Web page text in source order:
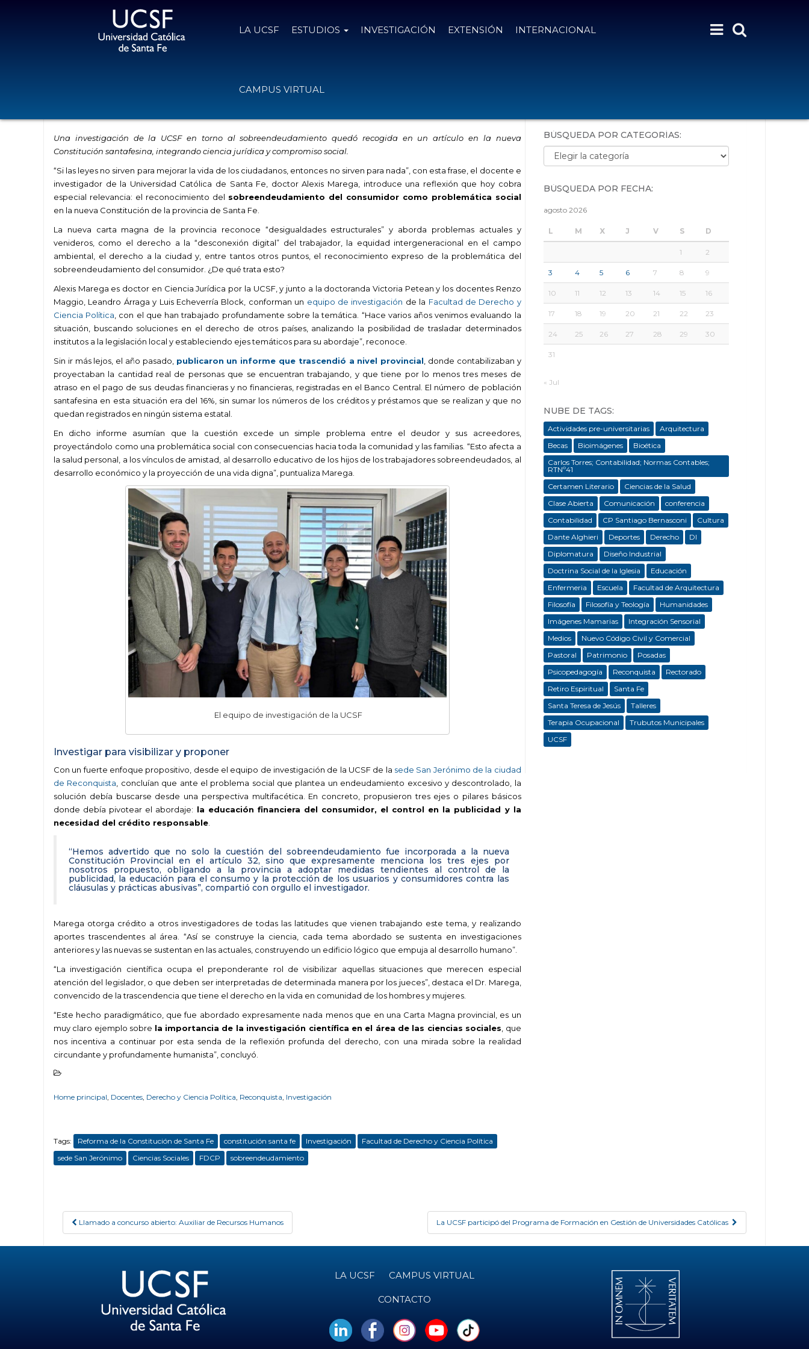
LA UCSF ESTUDIOS INVESTIGACIÓN EXTENSIÓN INTERNACIONAL
CAMPUS VIRTUAL
sobreendeudamiento en Santa Fe
Una investigación de la UCSF en torno al sobreendeudamiento quedó recogida en un artículo en la nueva
Constitución santafesina, integrando ciencia jurídica y compromiso social.
“Si las leyes no sirven para mejorar la vida de los ciudadanos, entonces no sirven para nada”, con esta frase, el docente e
investigador de la Universidad Católica de Santa Fe, doctor Alexis Marega, introduce una reflexión que hoy cobra
especial relevancia: el reconocimiento del sobreendeudamiento del consumidor como problemática social
en la nueva Constitución de la provincia de Santa Fe.
La nueva carta magna de la provincia reconoce “desigualdades estructurales” y aborda problemas actuales y
venideros, como el derecho a la “desconexión digital” del trabajador, la equidad intergeneracional en el campo
ambiental, el derecho a la ciudad y, entre tantos otros puntos, el reconocimiento expreso de la problemática del
sobreendeudamiento del consumidor. ¿De qué trata esto?
Alexis Marega es doctor en Ciencia Jurídica por la UCSF, y junto a la doctoranda Victoria Petean y los docentes Renzo
Maggio, Leandro Árraga y Luis Echeverría Block, conforman un equipo de investigación de la Facultad de Derecho y
Ciencia Política con el que han trabajado profundamente sobre la temática. “Hace varios años venimos evaluando la
situación, buscando soluciones en el derecho de otros países, analizando la posibilidad de trasladar determinados
institutos a la legislación local y estableciendo ejes temáticos para su abordaje”, reconoce.
Sin ir más lejos, el año pasado, publicaron un informe que trascendió a nivel provincial , donde contabilizaban y
proyectaban la cantidad real de personas que se encuentran trabajando, y que tiene por lo menos tres meses de
atraso en el pago de sus deudas financieras y no financieras, registradas en el Banco Central. El número de población
santafesina en esta situación era del 16%, sin sumar los números de los créditos y préstamos que se realizan y que no
quedan registrados en ningún sistema estatal.
En dicho informe asumían que la cuestión excede un simple problema entre el deudor y sus acreedores,
proyectándolo como una problemática social con consecuencias hacia toda la comunidad y las familias. “Esto afecta a
la salud personal, a los vínculos de amistad, al desarrollo educativo de los hijos de los trabajadores sobreendeudados, al
desarrollo económico y la proyección de una vida digna”, puntualiza Marega.
El equipo de investigación de la UCSF
Investigar para visibilizar y proponer
Con un fuerte enfoque propositivo, desde el equipo de investigación de la UCSF de la sede San Jerónimo de la ciudad
de Reconquista , concluían que ante el problema social que plantea un endeudamiento excesivo y descontrolado, la
solución debía buscarse desde una perspectiva multifacética. En concreto, propusieron tres ejes o pilares básicos
donde debía pivotear el abordaje: la educación financiera del consumidor, el control en la publicidad y la
necesidad del crédito responsable
“Hemos advertido que no solo la cuestión del sobreendeudamiento fue incorporada a la nueva
Constitución Provincial en el artículo 32, sino que expresamente menciona los tres ejes por
nosotros propuesto, obligando a la provincia a adoptar medidas tendientes al control de la
publicidad, la educación para el consumo y la protección de los usuarios y consumidores contra las
cláusulas y prácticas abusivas”, compartió con orgullo el investigador.
Marega otorga crédito a otros investigadores de todas las latitudes que vienen trabajando este tema, y realizando
aportes trascendentes al área. “Así se construye la ciencia, cada tema abordado se sustenta en investigaciones
anteriores y las nuevas se sustentan en las actuales, construyendo un edificio lógico que empuja al desarrollo humano”.
“La investigación científica ocupa el preponderante rol de visibilizar aquellas situaciones que merecen especial
atención del legislador, o que deben ser interpretadas de determinada manera por los jueces”, destaca el Dr. Marega,
convencido de la trascendencia que tiene el derecho en la vida en comunidad de los hombres y mujeres.
“Este hecho paradigmático, que fue abordado expresamente nada menos que en una Carta Magna provincial, es un
muy claro ejemplo sobre la importancia de la investigación científica en el área de las ciencias sociales , que
nos incentiva a continuar por esta senda de la reflexión profunda del derecho, con una mirada sobre la realidad
circundante y profundamente humanista”, concluyó.
Home principal Docentes Derecho y Ciencia Política Reconquista Investigación
Tags: Reforma de la Constitución de Santa Fe constitución santa fe Investigación
Facultad de Derecho y Ciencia Política
sede San Jerónimo
Ciencias Sociales FDCP sobreendeudamiento
BÚSQUEDA POR CATEGORÍAS:
Búsqueda por categorías:
BÚSQUEDA POR FECHA:
agosto 2026
L M X J V S D
1 2
3 4 5 6 7 8 9
10 11 12 13 14 15 16
17 18 19 20 21 22 23
24 25 26 27 28 29 30
31
« Jul
NUBE DE TAGS:
Actividades pre-universitarias
Arquitectura
Becas
Bioimágenes
Bioética
Carlos Torres; Contabilidad; Normas Contables;
RTNº41
Certamen Literario
Ciencias de la Salud
Clase Abierta
Comunicación
conferencia
Contabilidad
CP Santiago Bernasconi
Cultura
Dante Alghieri
Deportes Derecho
DI
Diplomatura
Diseño Industrial
Doctrina Social de la Iglesia
Educación
Enfermeria
Escuela
Facultad de Arquitectura
Filosofía
Filosofía y Teología
Humanidades
Imágenes Mamarias
Integración Sensorial
Medios
Nuevo Código Civil y Comercial
Pastoral
Patrimonio
Posadas
Psicopedagogía
Reconquista
Rectorado
Retiro Espiritual
Santa Fe
Santa Teresa de Jesús
Talleres
Terapia Ocupacional
Trubutos Municipales
UCSF
Post navigation
Llamado a concurso abierto: Auxiliar de Recursos Humanos La UCSF participó del Programa de Formación en Gestión de Universidades Católicas
LA UCSF CAMPUS VIRTUAL
CONTACTO